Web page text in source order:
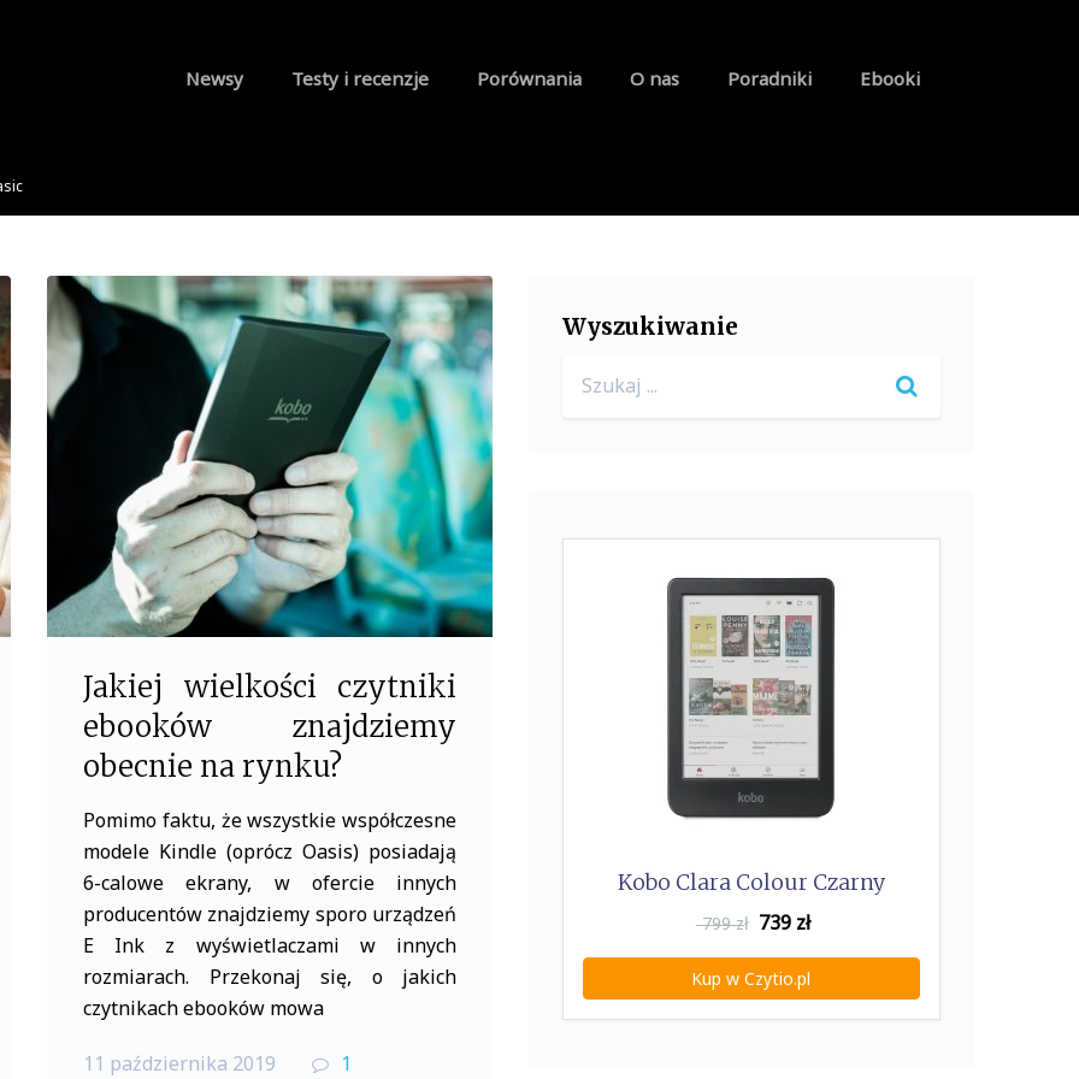
Newsy Testy i recenzje Porównania O nas Poradniki Ebooki
Jakiej wielkości czytniki
ebooków znajdziemy
obecnie na rynku?
Pomimo faktu, że wszystkie współczesne
modele Kindle (oprócz Oasis) posiadają
6-calowe ekrany, w ofercie innych
producentów znajdziemy sporo urządzeń
E Ink z wyświetlaczami w innych
rozmiarach. Przekonaj się, o jakich
czytnikach ebooków mowa
11 października 2019 1
Wyszukiwanie
for:
Kobo Clara Colour Czarny
799 zł 739zł
Kup w Czytio.pl